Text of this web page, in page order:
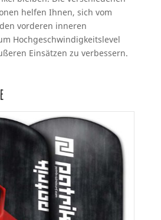
helfen Ihnen, sich vom
vorderen inneren
Hochgeschwindigkeitslevel
Einsätzen zu verbessern.